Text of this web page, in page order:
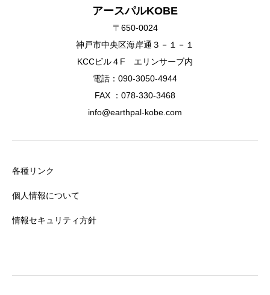
アースパルKOBE
〒650-0024
神戸市中央区海岸通３－１－１
KCCビル４F エリンサーブ内
電話：090-3050-4944
FAX ：078-330-3468
info@earthpal-kobe.com
各種リンク
個人情報について
情報セキュリティ方針